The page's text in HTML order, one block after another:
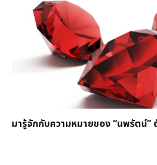
มารู้จักกับความหมายของ “นพรัตน์